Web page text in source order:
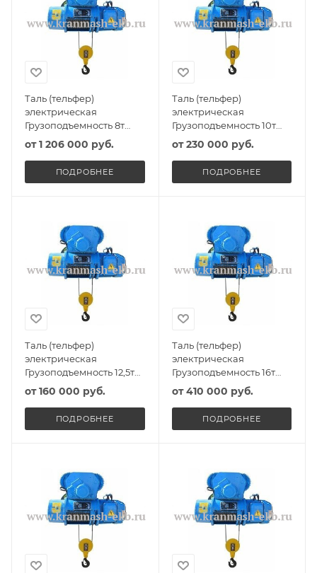
Таль (тельфер)
электрическая
Грузоподъемность 8т
Высота подъема 9м
от1 206 000 руб.
ПОДРОБНЕЕ
Таль (тельфер)
электрическая
Грузоподъемность 10т
Высота подъема 6м
от230 000 руб.
ПОДРОБНЕЕ
Таль (тельфер)
электрическая
Грузоподъемность 12,5т
Высота подъема 8,5м
от160 000 руб.
ПОДРОБНЕЕ
Таль (тельфер)
электрическая
Грузоподъемность 16т
Высота подъема 10м
от410 000 руб.
ПОДРОБНЕЕ